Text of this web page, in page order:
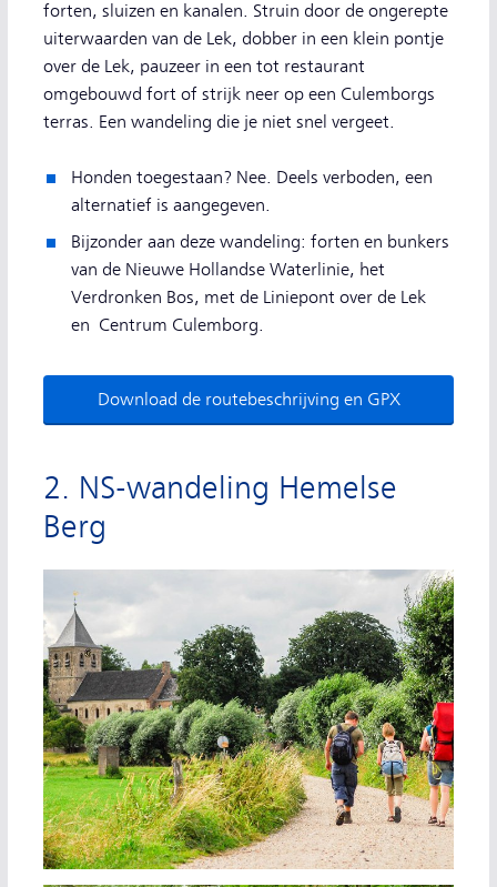
forten, sluizen en kanalen. Struin door de ongerepte
uiterwaarden van de Lek, dobber in een klein pontje
over de Lek, pauzeer in een tot restaurant
omgebouwd fort of strijk neer op een Culemborgs
terras. Een wandeling die je niet snel vergeet.
Honden toegestaan? Nee. Deels verboden, een
alternatief is aangegeven.
Bijzonder aan deze wandeling: forten en bunkers
van de Nieuwe Hollandse Waterlinie, het
Verdronken Bos, met de Liniepont over de Lek
en Centrum Culemborg.
Download de routebeschrijving en GPX
2. NS-wandeling Hemelse
Berg